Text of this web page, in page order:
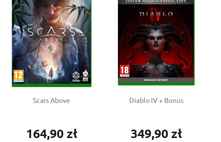
Scars Above
Cena
164,90 zł
Diablo IV + Bonus
Cena
349,90 zł